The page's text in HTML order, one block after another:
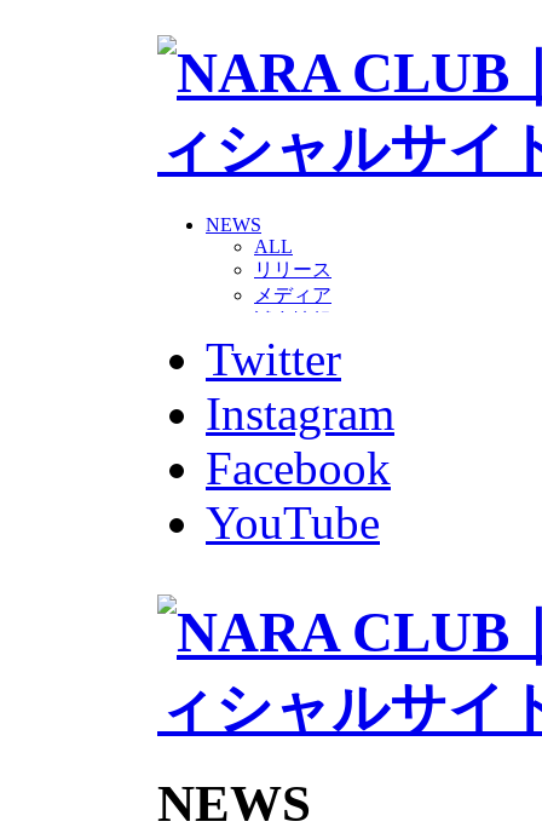
NEWS
ALL
リリース
メディア
グッズ
ファンコミュニティ
ホームタウン
コラム
その他
TEAM
2026/27トップチーム
2026/27トップチームスタッフ
チアダンススクール
ボランティアチーム「volundeer」
HOMEGAME
観戦ルール＆マナー
写真・動画使用ガイドライン
ロートフィールド奈良
Twitter
Instagram
Facebook
YouTube
NEWS